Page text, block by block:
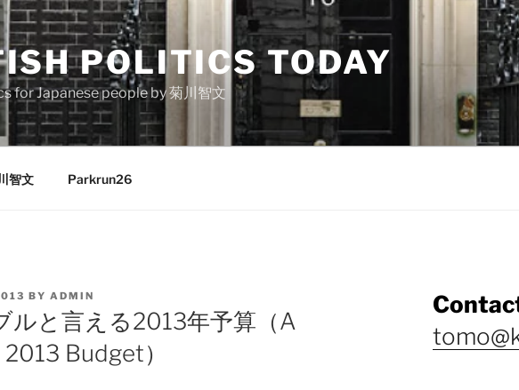
POLITICS TODAY
for Japanese people by 菊川智文
智文 Parkrun26
BY ADMIN
ルと言える2013年予算（A
Budget）